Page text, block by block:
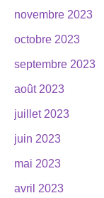
novembre 2023
octobre 2023
septembre 2023
août 2023
juillet 2023
juin 2023
mai 2023
avril 2023